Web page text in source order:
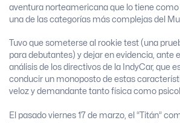
aventura norteamericana que lo tiene
una de las categorías más complejas del
Tuvo que someterse al rookie test (una
para debutantes) y dejar en evidencia, ante
análisis de los directivos de la IndyCar, que
conducir un monoposto de estas
veloz y demandante tanto física como
El pasado viernes 17 de marzo, el “Titán”